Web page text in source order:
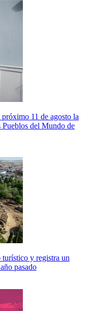
11 de agosto la
del Mundo de
y registra un
pasado